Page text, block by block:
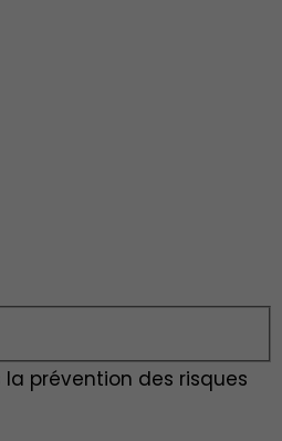
prévention des risques